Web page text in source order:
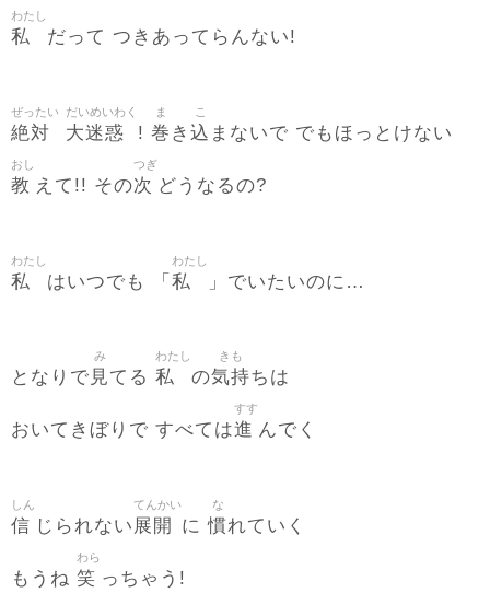
私
わたし
だって つきあってらんない!
絶対
ぜったい
大迷惑
だいめいわく
! 巻
ま
き 込
こ
まないで でもほっとけない
教
おし
えて!! その次
つぎ
どうなるの?
私
わたし
はいつでも 「 私
わたし
」でいたいのに…
となりで 見
み
てる 私
わたし
の気持
きも
ちは
おいてきぼりで すべては進
すす
んでく
信
しん
じられない 展開
てんかい
に慣
な
れていく
もうね 笑
わら
っちゃう!